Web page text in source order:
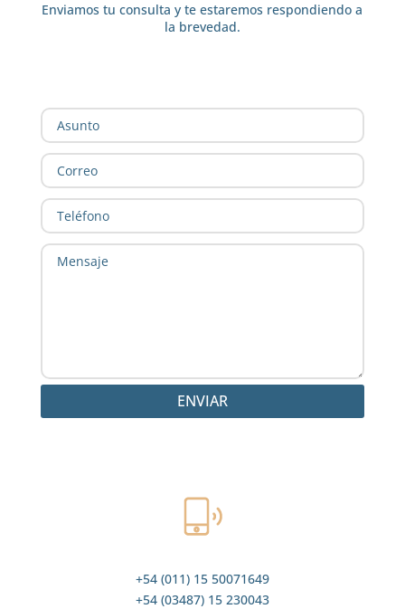
Enviamos tu consulta y te estaremos respondiendo a
la brevedad.
ENVIAR
+54 (011) 15 50071649
+54 (03487) 15 230043